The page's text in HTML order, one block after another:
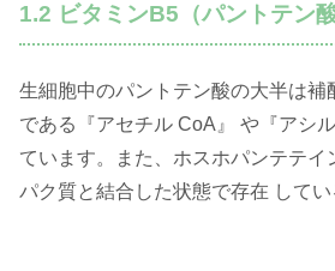
1.2 ビタミンB5（パントテン
生細胞中のパントテン酸の大半は補
である『アセチル CoA』 や『アシ
ています。また、ホスホパンテテイ
パク質と結合した状態で存在 してい